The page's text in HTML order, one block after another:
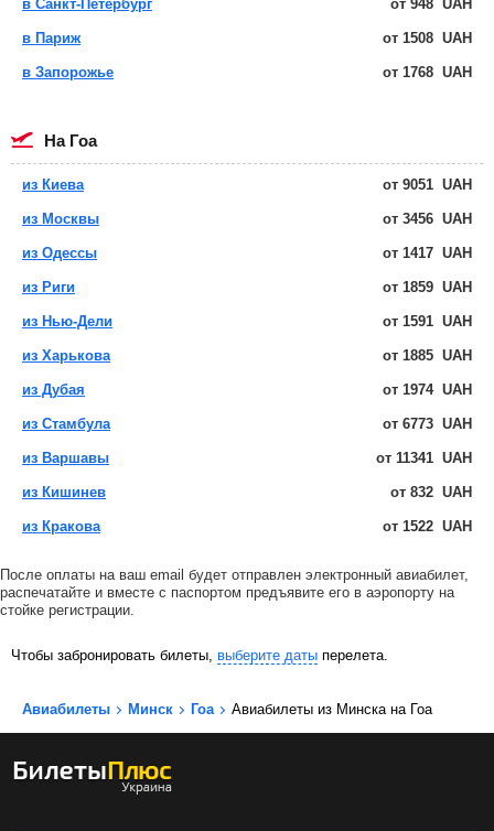
в Санкт-Петербург от 948 UAH
в Париж от 1508 UAH
в Запорожье от 1768 UAH
на Гоа
из Киева от 9051 UAH
из Москвы от 3456 UAH
из Одессы от 1417 UAH
из Риги от 1859 UAH
из Нью-Дели от 1591 UAH
из Харькова от 1885 UAH
из Дубая от 1974 UAH
из Стамбула от 6773 UAH
из Варшавы от 11341 UAH
из Кишинев от 832 UAH
из Кракова от 1522 UAH
После оплаты на ваш email будет отправлен электронный авиабилет,
распечатайте и вместе с паспортом предъявите его в аэропорту на
стойке регистрации.
Чтобы забронировать билеты, выберите даты перелета.
Авиабилеты Минск Гоа Авиабилеты из Минска на Гоа